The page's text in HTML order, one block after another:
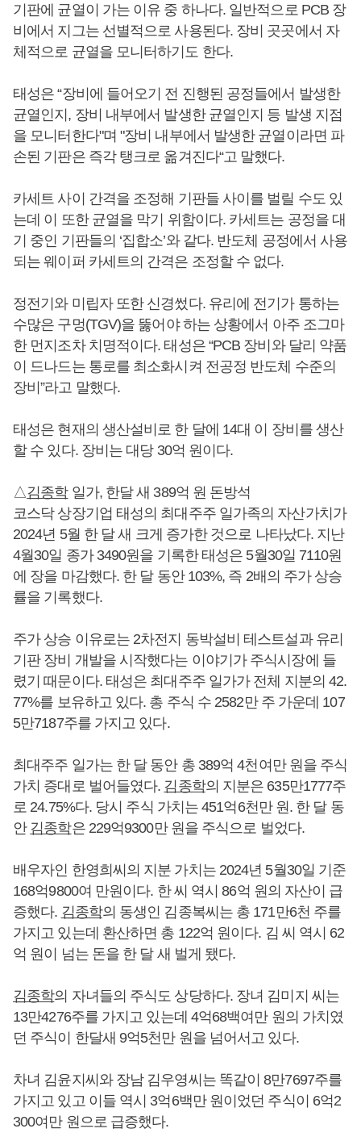
기판에 균열이 가는 이유 중 하나다. 일반적으로 PCB 장
비에서 지그는 선별적으로 사용된다. 장비 곳곳에서 자
체적으로 균열을 모니터하기도 한다.
태성은 “장비에 들어오기 전 진행된 공정들에서 발생한
균열인지, 장비 내부에서 발생한 균열인지 등 발생 지점
을 모니터한다"며 "장비 내부에서 발생한 균열이라면 파
손된 기판은 즉각 탱크로 옮겨진다“고 말했다.
카세트 사이 간격을 조정해 기판들 사이를 벌릴 수도 있
는데 이 또한 균열을 막기 위함이다. 카세트는 공정을 대
기 중인 기판들의 ‘집합소’와 같다. 반도체 공정에서 사용
되는 웨이퍼 카세트의 간격은 조정할 수 없다.
정전기와 미립자 또한 신경썼다. 유리에 전기가 통하는
수많은 구멍(TGV)을 뚫어야 하는 상황에서 아주 조그마
한 먼지조차 치명적이다. 태성은 “PCB 장비와 달리 약품
이 드나드는 통로를 최소화시켜 전공정 반도체 수준의
장비”라고 말했다.
태성은 현재의 생산설비로 한 달에 14대 이 장비를 생산
할 수 있다. 장비는 대당 30억 원이다.
△김종학일가, 한달 새 389억 원 돈방석
코스닥 상장기업 태성의 최대주주 일가족의 자산가치가
2024년 5월 한 달 새 크게 증가한 것으로 나타났다. 지난
4월30일 종가 3490원을 기록한 태성은 5월30일 7110원
에 장을 마감했다. 한 달 동안 103%, 즉 2배의 주가 상승
률을 기록했다.
주가 상승 이유로는 2차전지 동박설비 테스트설과 유리
기판 장비 개발을 시작했다는 이야기가 주식시장에 들
렸기 때문이다. 태성은 최대주주 일가가 전체 지분의 42.
77%를 보유하고 있다. 총 주식 수 2582만 주 가운데 107
5만7187주를 가지고 있다.
최대주주 일가는 한 달 동안 총 389억 4천여만 원을 주식
가치 증대로 벌어들였다. 김종학의 지분은 635만1777주
로 24.75%다. 당시 주식 가치는 451억6천만 원. 한 달 동
안 김종학은 229억9300만 원을 주식으로 벌었다.
배우자인 한영희씨의 지분 가치는 2024년 5월30일 기준
168억9800여 만원이다. 한 씨 역시 86억 원의 자산이 급
증했다. 김종학의 동생인 김종복씨는 총 171만6천 주를
가지고 있는데 환산하면 총 122억 원이다. 김 씨 역시 62
억 원이 넘는 돈을 한 달 새 벌게 됐다.
김종학의 자녀들의 주식도 상당하다. 장녀 김미지 씨는
13만4276주를 가지고 있는데 4억68백여만 원의 가치였
던 주식이 한달새 9억5천만 원을 넘어서고 있다.
차녀 김윤지씨와 장남 김우영씨는 똑같이 8만7697주를
가지고 있고 이들 역시 3억6백만 원이었던 주식이 6억2
300여만 원으로 급증했다.